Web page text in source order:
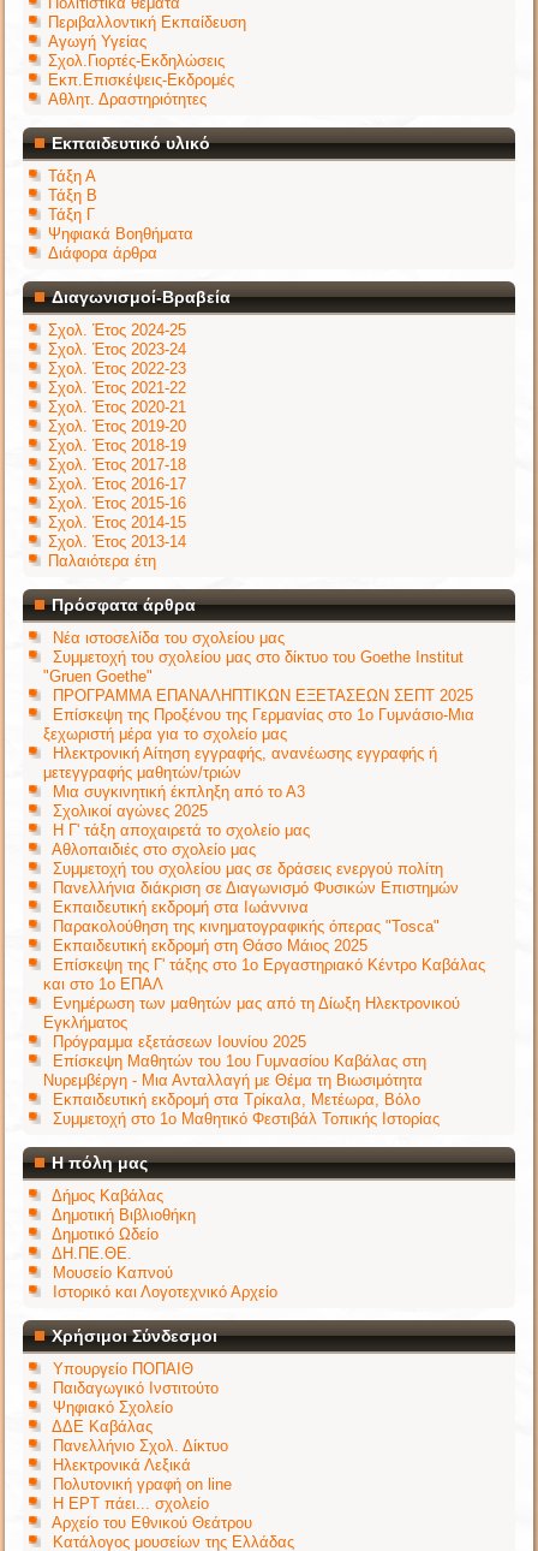
Περιβαλλοντική Εκπαίδευση
Αγωγή Υγείας
Σχολ.Γιορτές-Εκδηλώσεις
Εκπ.Επισκέψεις-Εκδρομές
Αθλητ. Δραστηριότητες
Εκπαιδευτικό υλικό
Τάξη Α
Τάξη Β
Τάξη Γ
Ψηφιακά Βοηθήματα
Διάφορα άρθρα
Διαγωνισμοί-Βραβεία
Σχολ. Έτος 2024-25
Σχολ. Έτος 2023-24
Σχολ. Έτος 2022-23
Σχολ. Έτος 2021-22
Σχολ. Έτος 2020-21
Σχολ. Έτος 2019-20
Σχολ. Έτος 2018-19
Σχολ. Έτος 2017-18
Σχολ. Έτος 2016-17
Σχολ. Έτος 2015-16
Σχολ. Έτος 2014-15
Σχολ. Έτος 2013-14
Παλαιότερα έτη
Πρόσφατα άρθρα
Νέα ιστοσελίδα του σχολείου μας
Συμμετοχή του σχολείου μας στο δίκτυο του Goethe Institut
"Gruen Goethe"
ΠΡΟΓΡΑΜΜΑ ΕΠΑΝΑΛΗΠΤΙΚΩΝ ΕΞΕΤΑΣΕΩΝ ΣΕΠΤ 2025
Επίσκεψη της Προξένου της Γερμανίας στο 1ο Γυμνάσιο-Μια
ξεχωριστή μέρα για το σχολείο μας
Ηλεκτρονική Αίτηση εγγραφής, ανανέωσης εγγραφής ή
μετεγγραφής μαθητών/τριών
Μια συγκινητική έκπληξη από το Α3
Σχολικοί αγώνες 2025
Η Γ' τάξη αποχαιρετά το σχολείο μας
Αθλοπαιδιές στο σχολείο μας
Συμμετοχή του σχολείου μας σε δράσεις ενεργού πολίτη
Πανελλήνια διάκριση σε Διαγωνισμό Φυσικών Επιστημών
Εκπαιδευτική εκδρομή στα Ιωάννινα
Παρακολούθηση της κινηματογραφικής όπερας "Tosca"
Εκπαιδευτική εκδρομή στη Θάσο Μάιος 2025
Επίσκεψη της Γ' τάξης στο 1ο Εργαστηριακό Κέντρο Καβάλας
και στο 1ο ΕΠΑΛ
Ενημέρωση των μαθητών μας από τη Δίωξη Ηλεκτρονικού
Εγκλήματος
Πρόγραμμα εξετάσεων Ιουνίου 2025
Επίσκεψη Μαθητών του 1ου Γυμνασίου Καβάλας στη
Νυρεμβέργη - Μια Ανταλλαγή με Θέμα τη Βιωσιμότητα
Εκπαιδευτική εκδρομή στα Τρίκαλα, Μετέωρα, Βόλο
Συμμετοχή στο 1ο Μαθητικό Φεστιβάλ Τοπικής Ιστορίας
Η πόλη μας
Δήμος Καβάλας
Δημοτική Βιβλιοθήκη
Δημοτικό Ωδείο
ΔΗ.ΠΕ.ΘΕ.
Μουσείο Καπνού
Ιστορικό και Λογοτεχνικό Αρχείο
Χρήσιμοι Σύνδεσμοι
Υπουργείο ΠΟΠΑΙΘ
Παιδαγωγικό Ινστιτούτο
Ψηφιακό Σχολείο
ΔΔΕ Καβάλας
Πανελλήνιο Σχολ. Δίκτυο
Ηλεκτρονικά Λεξικά
Πολυτονική γραφή on line
Η ΕΡΤ πάει... σχολείο
Αρχείο του Εθνικού Θεάτρου
Κατάλογος μουσείων της Ελλάδας